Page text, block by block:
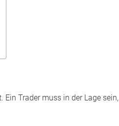
Trader muss in der Lage sein,